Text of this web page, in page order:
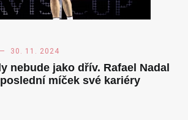
30. 11. 2024
nebude jako dřív. Rafael Nadal
míček své kariéry